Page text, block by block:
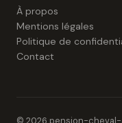
À propos
Mentions légales
Politique de
Contact
© 2026 pension-